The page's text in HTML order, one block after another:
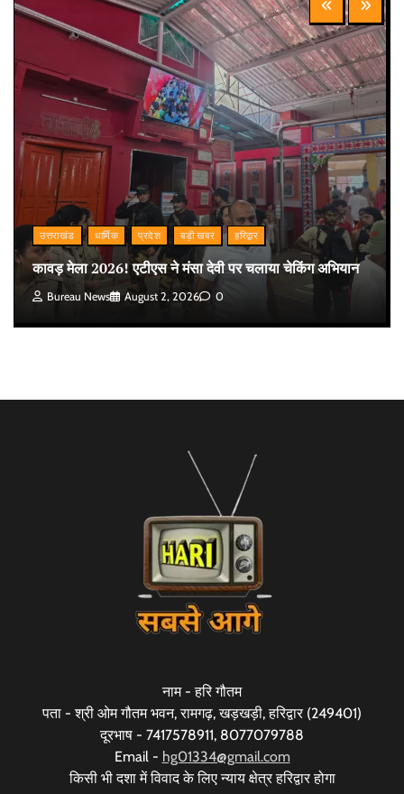
उत्तराखंड धार्मिक प्रदेश बड़ी खबर हरिद्वार
कावड़ मेला 2026! एटीएस ने मंसा देवी पर चलाया चेकिंग अभियान
Bureau News August 2, 2026 0
नाम - हरि गौतम
पता - श्री ओम गौतम भवन, रामगढ़, खड़खड़ी, हरिद्वार (249401)
दूरभाष - 7417578911, 8077079788
Email - hg01334@gmail.com
किसी भी दशा में विवाद के लिए न्याय क्षेत्र हरिद्वार होगा